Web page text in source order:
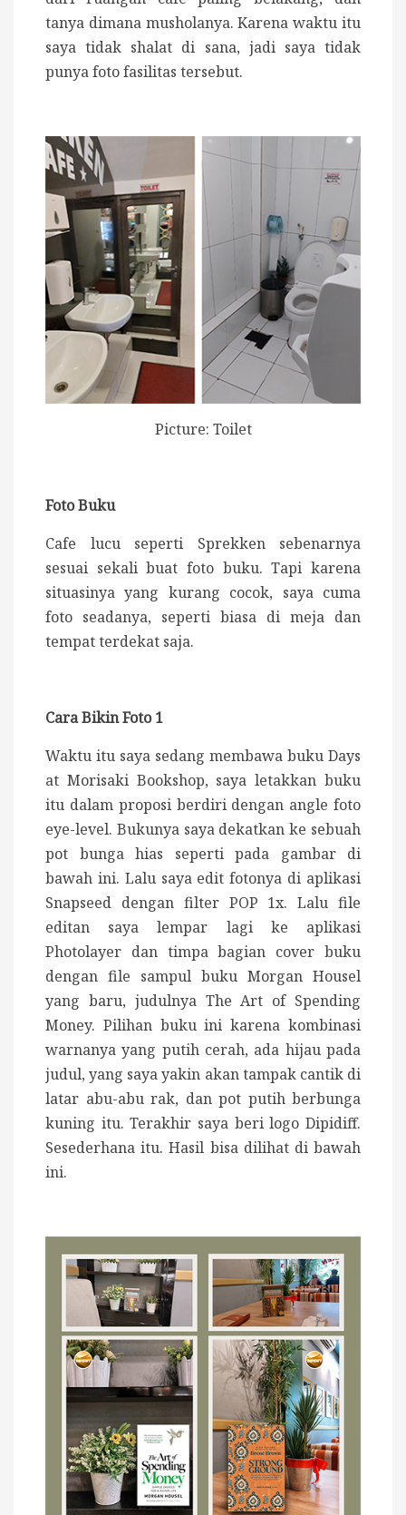
tanya dimana musholanya. Karena waktu itu
saya tidak shalat di sana, jadi saya tidak
punya foto fasilitas tersebut.
Picture: Toilet
Foto Buku
Cafe lucu seperti Sprekken sebenarnya
sesuai sekali buat foto buku. Tapi karena
situasinya yang kurang cocok, saya cuma
foto seadanya, seperti biasa di meja dan
tempat terdekat saja.
Cara Bikin Foto 1
Waktu itu saya sedang membawa buku Days
at Morisaki Bookshop, saya letakkan buku
itu dalam proposi berdiri dengan angle foto
eye-level. Bukunya saya dekatkan ke sebuah
pot bunga hias seperti pada gambar di
bawah ini. Lalu saya edit fotonya di aplikasi
Snapseed dengan filter POP 1x. Lalu file
editan saya lempar lagi ke aplikasi
Photolayer dan timpa bagian cover buku
dengan file sampul buku Morgan Housel
yang baru, judulnya The Art of Spending
Money. Pilihan buku ini karena kombinasi
warnanya yang putih cerah, ada hijau pada
judul, yang saya yakin akan tampak cantik di
latar abu-abu rak, dan pot putih berbunga
kuning itu. Terakhir saya beri logo Dipidiff.
Sesederhana itu. Hasil bisa dilihat di bawah
ini.